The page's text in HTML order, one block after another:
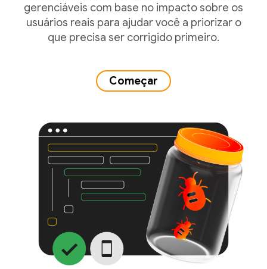
gerenciáveis com base no impacto sobre os
usuários reais para ajudar você a priorizar o
que precisa ser corrigido primeiro.
Começar